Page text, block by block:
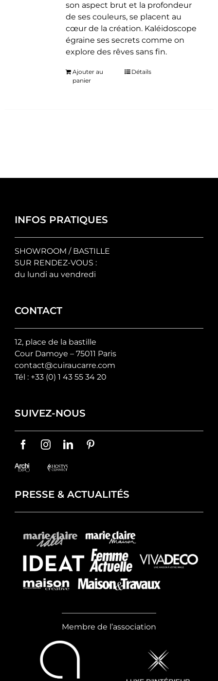
son aspect brut et la profondeur
de ses couleurs, se placent au
cœur de la création. Kaléidoscope
égraine ses secrets comme on
explore des rêves sans fin.
Ajouter au
panier
Détails
INFOS PRATIQUES
SHOWROOM / BASTILLE
SUR RENDEZ-VOUS :
du lundi au vendredi
CONTACT
12, place de la bastille
Cour Damoye – 75011 Paris
contact@cuiraucarre.com
Tél : +33 (0) 1 43 55 34 20
SUIVEZ-NOUS
PRESSE & ACTUALITÉS
Membre de l’association